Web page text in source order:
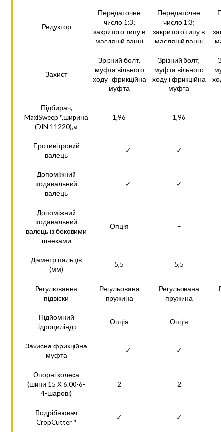
Редуктор
Передаточне
число 1:3;
закритого типу в
масляній ванні
Передаточне
число 1:3;
закритого типу в
масляній ванні
Захист
Зрізний болт,
муфта вільного
ходу і фрикційна
муфта
Зрізний болт,
муфта вільного
ходу і фрикційна
муфта
Підбирач,
MaxiSweep™,ширина
(DIN 11220),м
1,96 1,96
Противітровий
валець
✓ ✓
Допоміжний
подавальний
валець
✓ ✓
Допоміжний
подавальний
валець із боковими
шнеками
Опція –
Діаметр пальців
(мм)
5,5 5,5
Регулювання
підвіски
Регульована
пружина
Регульована
пружина
Підйомний
гідроциліндр
Опція Опція
Захисна фрикційна
муфта
✓ ✓
Опорні колеса
(шини 15 X 6.00-6-
4-шарові)
2 2
Подрібнювач
CropCutter™
✓ ✓